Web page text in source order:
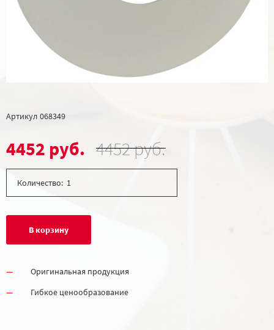
Артикул 068349
4452 руб. 4452 руб.
Количество:
В корзину
Оригинальная продукция
Гибкое ценообразование